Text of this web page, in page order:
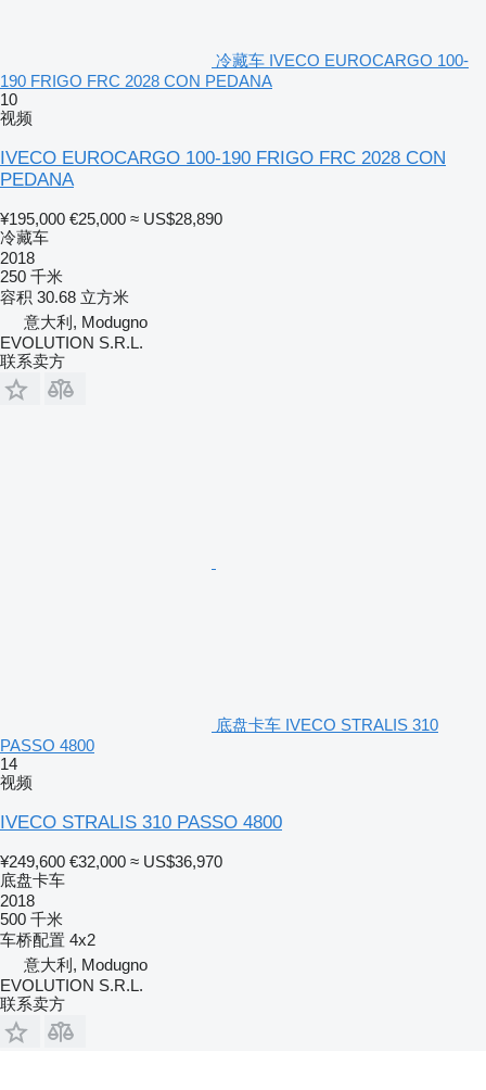
冷藏车 IVECO EUROCARGO 100-
190 FRIGO FRC 2028 CON PEDANA
10
视频
IVECO EUROCARGO 100-190 FRIGO FRC 2028 CON
PEDANA
¥195,000 €25,000 ≈ US$28,890
冷藏车
2018
250 千米
容积 30.68 立方米
意大利, Modugno
EVOLUTION S.R.L.
联系卖方
底盘卡车 IVECO STRALIS 310
PASSO 4800
14
视频
IVECO STRALIS 310 PASSO 4800
¥249,600 €32,000 ≈ US$36,970
底盘卡车
2018
500 千米
车桥配置 4x2
意大利, Modugno
EVOLUTION S.R.L.
联系卖方